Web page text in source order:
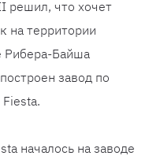
решил, что хочет
на территории
Рибера-Байша
завод по
началось на заводе